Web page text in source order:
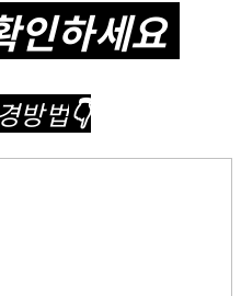
인하세요
방법👇